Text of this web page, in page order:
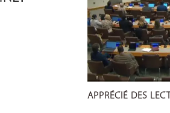
APPRÉCIÉ DES